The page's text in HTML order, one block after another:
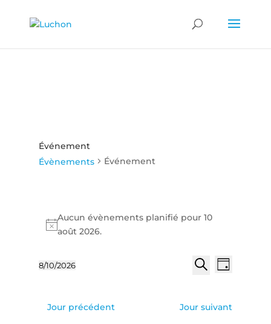
Événement
Évènements
Événement
for
10
2026
Notice
Aucun évènements planifié pour 10
août 2026.
de
de
Jour
8/10/2026
date.
Jour précédent Jour suivant